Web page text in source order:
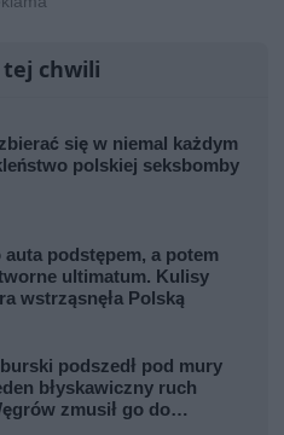
chwili
się w niemal każdym
polskiej seksbomby
auta podstępem, a potem
ultimatum. Kulisy
wstrząsnęła Polską
podszedł pod mury
błyskawiczny ruch
zmusił go do